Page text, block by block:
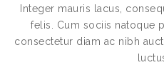
Integer mauris lacus,
felis. Cum sociis natoque
consectetur diam ac nibh